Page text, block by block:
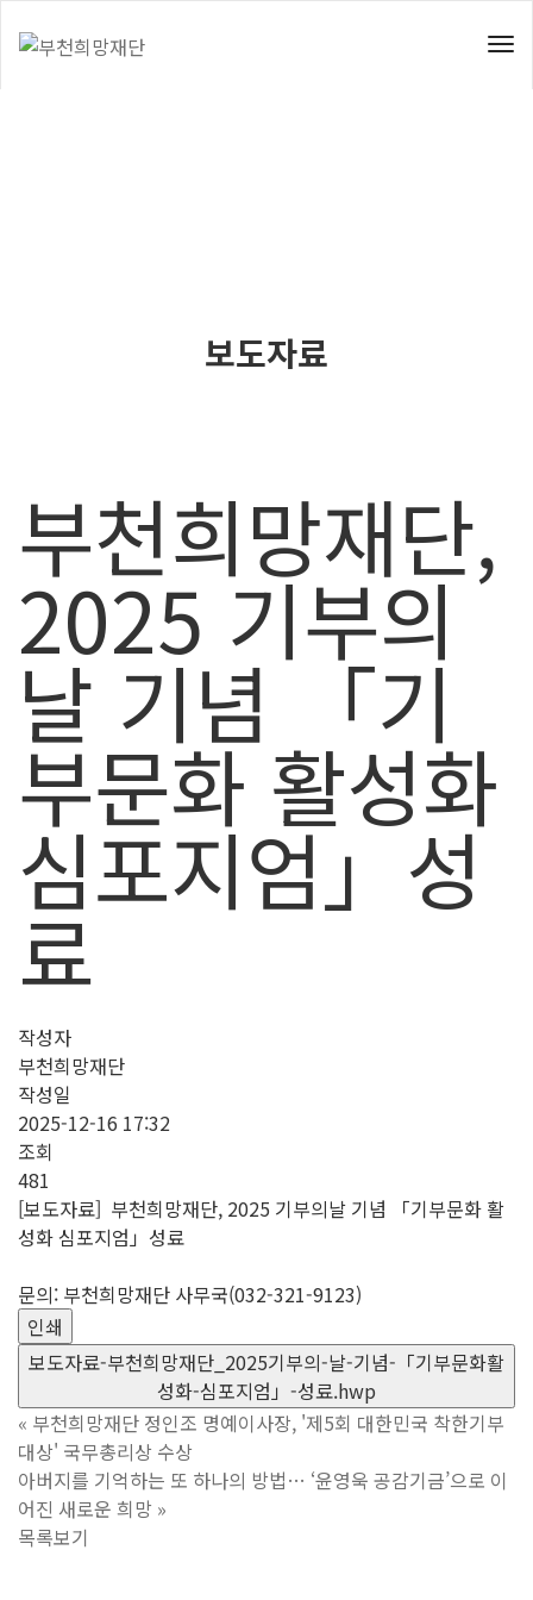
보도자료
부천희망재단,
2025 기부의
날 기념 「기
부문화 활성화
심포지엄」성
료
작성자
부천희망재단
작성일
2025-12-16 17:32
조회
481
[보도자료] 부천희망재단, 2025 기부의날 기념 「기부문화 활
성화 심포지엄」성료
문의: 부천희망재단 사무국(032-321-9123)
인쇄
보도자료-부천희망재단_2025기부의-날-기념-「기부문화활
성화-심포지엄」-성료.hwp
« 부천희망재단 정인조 명예이사장, '제5회 대한민국 착한기부
대상' 국무총리상 수상
아버지를 기억하는 또 하나의 방법… ‘윤영욱 공감기금’으로 이
어진 새로운 희망 »
목록보기